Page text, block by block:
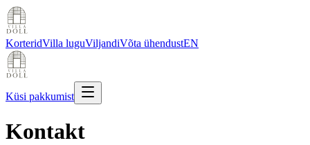
KorteridVilla luguViljandiVõta ühendustEN
Küsi pakkumist
Kontakt